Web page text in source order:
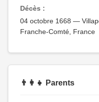
Décès :
04 octobre 1668 —
Franche-Comté, France
👨‍👩‍👧 Parents